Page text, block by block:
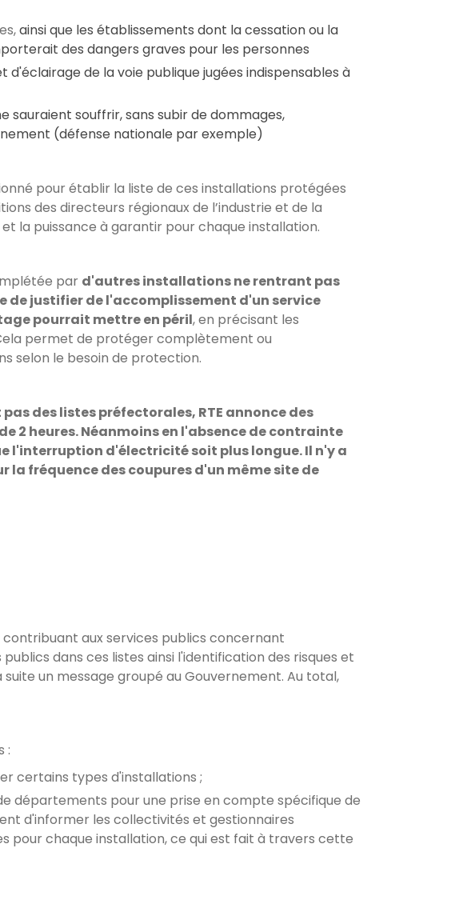
ainsi que les établissements dont la cessation ou la
des dangers graves pour les personnes
d'éclairage de la voie publique jugées indispensables à
sauraient souffrir, sans subir de dommages,
(défense nationale par exemple)
pour établir la liste de ces installations protégées
des directeurs régionaux de l’industrie et de la
la puissance à garantir pour chaque installation.
par d'autres installations ne rentrant pas
de justifier de l'accomplissement d'un service
pourrait mettre en péril, en précisant les
permet de protéger complètement ou
selon le besoin de protection.
des listes préfectorales, RTE annonce des
2 heures. Néanmoins en l'absence de contrainte
l'interruption d'électricité soit plus longue. Il n'y a
la fréquence des coupures d'un même site de
contribuant aux services publics concernant
dans ces listes ainsi l'identification des risques et
un message groupé au Gouvernement. Au total,
:
certains types d'installations ;
départements pour une prise en compte spécifique de
d'informer les collectivités et gestionnaires
pour chaque installation, ce qui est fait à travers cette